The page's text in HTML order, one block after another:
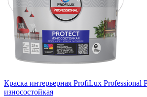
Краска интерьерная ProfiLux
износостойкая